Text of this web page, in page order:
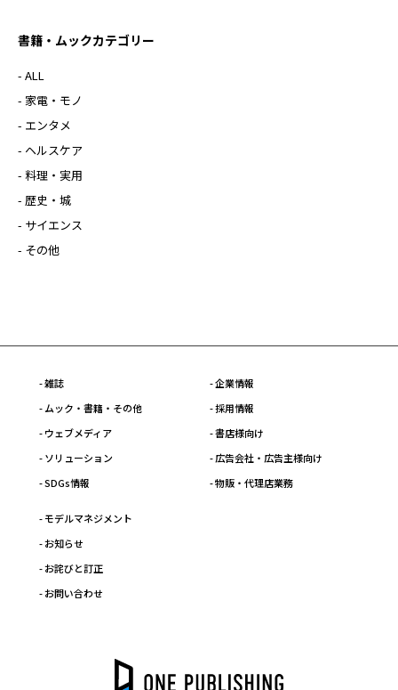
書籍・ムックカテゴリー
- ALL
- 家電・モノ
- エンタメ
- ヘルスケア
- 料理・実用
- 歴史・城
- サイエンス
- その他
- 雑誌
- ムック・書籍・その他
- ウェブメディア
- ソリューション
- SDGs情報
- 企業情報
- 採用情報
- 書店様向け
- 広告会社・広告主様向け
- 物販・代理店業務
- モデルマネジメント
- お知らせ
- お詫びと訂正
- お問い合わせ